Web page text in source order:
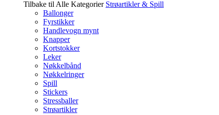
Tilbake til Alle Kategorier Strøartikler & Spill
Ballonger
Fyrstikker
Handlevogn mynt
Knapper
Kortstokker
Leker
Nøkkelbånd
Nøkkelringer
Spill
Stickers
Stressballer
Strøartikler